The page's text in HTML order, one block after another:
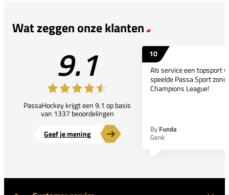
Wat zeggen onze klanten
9.1
PassaHockey krijgt een 9.1 op basis
van 1337 beoordelingen
Geef je mening
10
Als service een topsport
speelde Passa Sport
Champions League!
By Funda
Genk